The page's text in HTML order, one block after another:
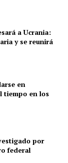
a Ucrania:
y se reunirá
en
tiempo en los
por
federal